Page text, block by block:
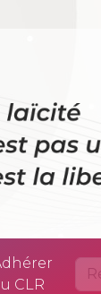
CLR